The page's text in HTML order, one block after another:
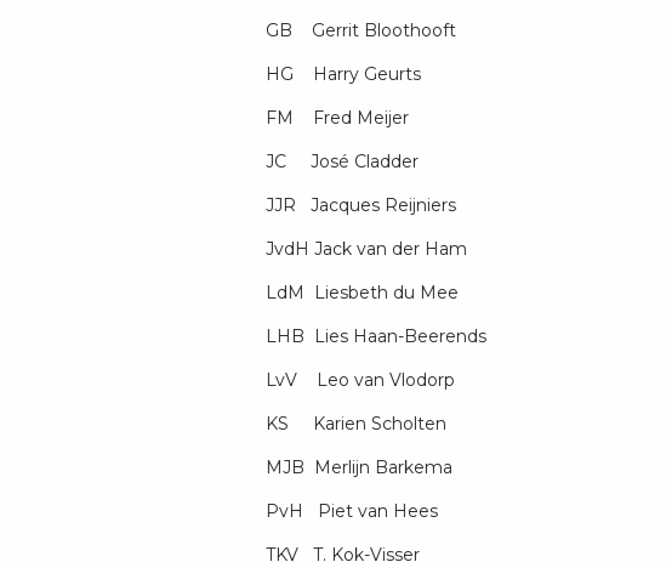
GB Gerrit Bloothooft
HG Harry Geurts
FM Fred Meijer
JC José Cladder
JJR Jacques Reijniers
JvdH Jack van der Ham
LdM Liesbeth du Mee
LHB Lies Haan-Beerends
LvV Leo van Vlodorp
KS Karien Scholten
MJB Merlijn Barkema
PvH Piet van Hees
TKV T. Kok-Visser